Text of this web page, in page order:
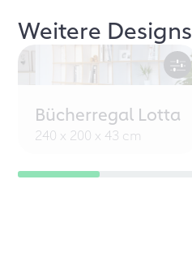
Weitere Designs
Bücherregal Lotta
240 x 200 x 43 cm